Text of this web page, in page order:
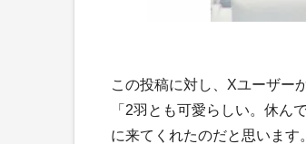
この投稿に対し、Xユーザー
「2羽とも可愛らしい。休ん
に来てくれたのだと思いま